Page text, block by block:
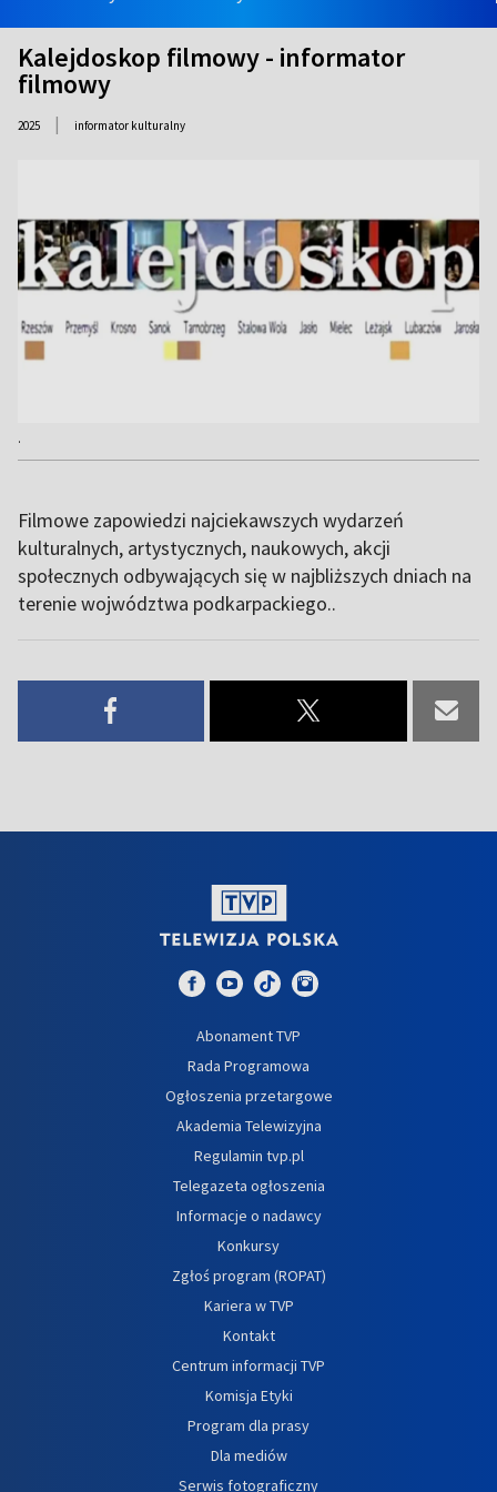
Kalejdoskop filmowy - informator
filmowy
2025 | informator kulturalny
.
Filmowe zapowiedzi najciekawszych wydarzeń
kulturalnych, artystycznych, naukowych, akcji
społecznych odbywających się w najbliższych dniach na
terenie wojwództwa podkarpackiego..
Abonament TVP
Rada Programowa
Ogłoszenia przetargowe
Akademia Telewizyjna
Regulamin tvp.pl
Telegazeta ogłoszenia
Informacje o nadawcy
Konkursy
Zgłoś program (ROPAT)
Kariera w TVP
Kontakt
Centrum informacji TVP
Komisja Etyki
Program dla prasy
Dla mediów
Serwis fotograficzny